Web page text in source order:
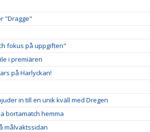
"Dragge"
fokus på uppgiften"
i premiären
på Harlyckan!
in till en unik kväll med Dregen
bortamatch hemma
målvaktssidan